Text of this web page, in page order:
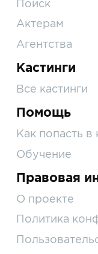
Поиск
Актерам
Агентства
Кастинги
Все кастинги
Помощь
Как попасть в
Обучение
Правовая
О проекте
Политика